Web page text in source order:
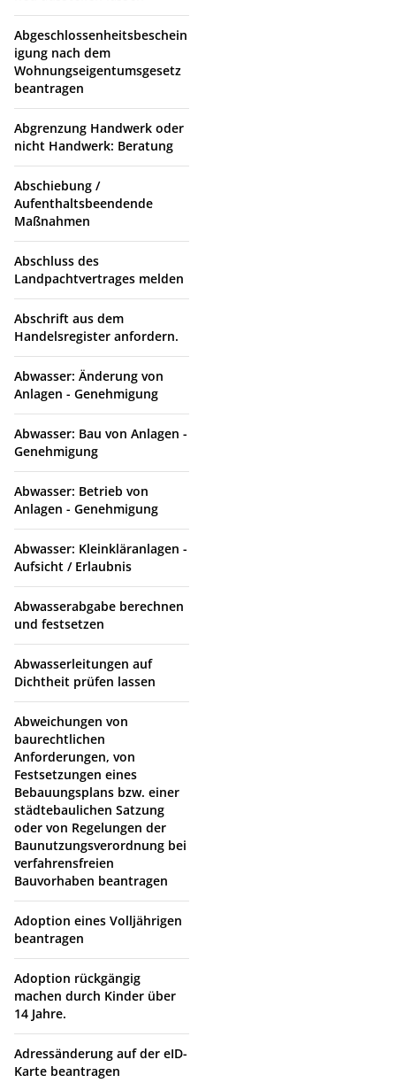
Abgeschlossenheitsbeschein
igung nach dem
Wohnungseigentumsgesetz
beantragen
Abgrenzung Handwerk oder
nicht Handwerk: Beratung
Abschiebung /
Aufenthaltsbeendende
Maßnahmen
Abschluss des
Landpachtvertrages melden
Abschrift aus dem
Handelsregister anfordern.
Abwasser: Änderung von
Anlagen - Genehmigung
Abwasser: Bau von Anlagen -
Genehmigung
Abwasser: Betrieb von
Anlagen - Genehmigung
Abwasser: Kleinkläranlagen -
Aufsicht / Erlaubnis
Abwasserabgabe berechnen
und festsetzen
Abwasserleitungen auf
Dichtheit prüfen lassen
Abweichungen von
baurechtlichen
Anforderungen, von
Festsetzungen eines
Bebauungsplans bzw. einer
städtebaulichen Satzung
oder von Regelungen der
Baunutzungsverordnung bei
verfahrensfreien
Bauvorhaben beantragen
Adoption eines Volljährigen
beantragen
Adoption rückgängig
machen durch Kinder über
14 Jahre.
Adressänderung auf der eID-
Karte beantragen